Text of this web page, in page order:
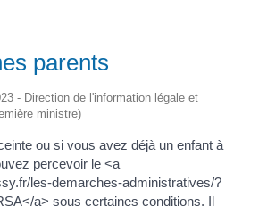
parents
- Direction de l'information légale et
ministre)
ou si vous avez déjà un enfant à
percevoir le <a
les-demarches-administratives/?
a> sous certaines conditions. Il